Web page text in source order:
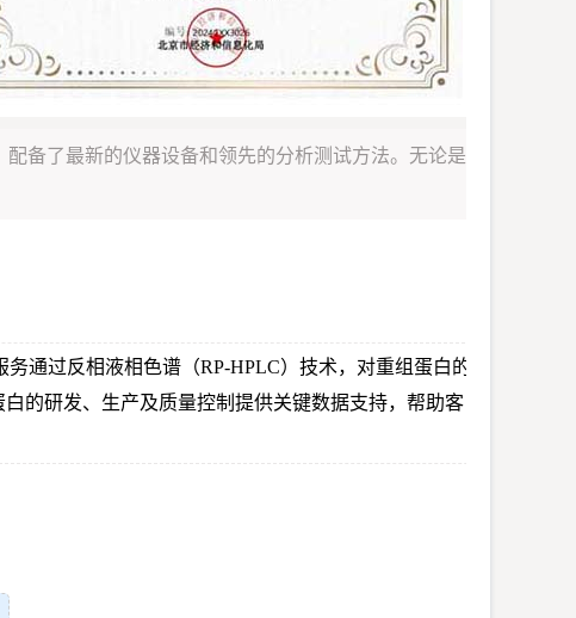
备了最新的仪器设备和领先的分析测试方法。无论是
通过反相液相色谱（RP-HPLC）技术，对重组蛋白的
的研发、生产及质量控制提供关键数据支持，帮助客